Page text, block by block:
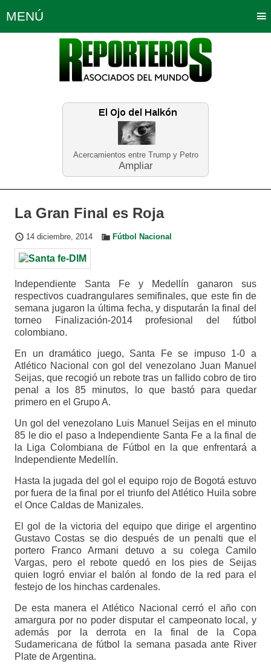
Acercamientos entre Trump y Petro
Ampliar
MENÚ
Política Opinión Bogotá
Planeta Tierra Deportes
Educación Neira
La Gran Final es Roja
14 diciembre, 2014 Fútbol Nacional
Independiente Santa Fe y Medellín ganaron sus
respectivos cuadrangulares semifinales, que este fin de
semana jugaron la última fecha, y disputarán la final del
torneo Finalización-2014 profesional del fútbol
colombiano.
En un dramático juego, Santa Fe se impuso 1-0 a
Atlético Nacional con gol del venezolano Juan Manuel
Seijas, que recogió un rebote tras un fallido cobro de tiro
penal a los 85 minutos, lo que bastó para quedar
primero en el Grupo A.
Un gol del venezolano Luis Manuel Seijas en el minuto
85 le dio el paso a Independiente Santa Fe a la final de
la Liga Colombiana de Fútbol en la que enfrentará a
Independiente Medellín.
Hasta la jugada del gol el equipo rojo de Bogotá estuvo
por fuera de la final por el triunfo del Atlético Huila sobre
el Once Caldas de Manizales.
El gol de la victoria del equipo que dirige el argentino
Gustavo Costas se dio después de un penalti que el
portero Franco Armani detuvo a su colega Camilo
Vargas, pero el rebote quedó en los pies de Seijas
quien logró enviar el balón al fondo de la red para el
festejo de los hinchas cardenales.
De esta manera el Atlético Nacional cerró el año con
amargura por no poder disputar el campeonato local, y
además por la derrota en la final de la Copa
Sudamericana de fútbol la semana pasada ante River
Plate de Argentina.